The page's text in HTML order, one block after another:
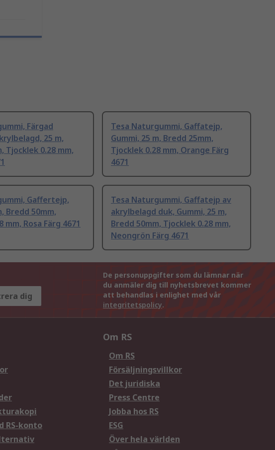
Färgad
25 m,
Tjocklek 0.28 mm,
Tesa Naturgummi, Gaffatejp,
Gummi, 25 m, Bredd 25mm,
Tjocklek 0.28 mm, Orange Färg
4671
Gaffertejp,
Bredd 50mm,
mm, Rosa Färg 4671
Tesa Naturgummi, Gaffatejp av
akrylbelagd duk, Gummi, 25 m,
Bredd 50mm, Tjocklek 0.28 mm,
Neongrön Färg 4671
dig
De personuppgifter som du lämnar när
du anmäler dig till nyhetsbrevet kommer
att behandlas i enlighet med vår
integritetspolicy.
RS-konto
Om RS
Om RS
Försäljningsvillkor
Det juridiska
Press Centre
Jobba hos RS
ESG
Över hela världen